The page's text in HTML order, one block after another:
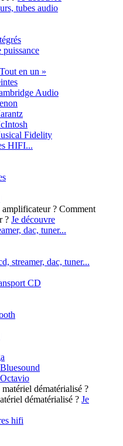
tubes audio
en un »
Audio
Fidelity
HIFI...
Comment
? Je découvre
dac, tuner...
streamer, dac, tuner...
CD
dématérialisé ? Je
hifi